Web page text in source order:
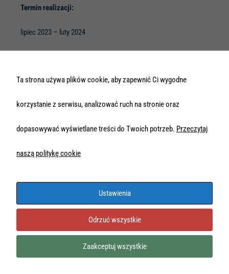
Termin realizacji:
lipiec 2023 – luty 2024
Ta strona używa plików cookie, aby zapewnić Ci wygodne
korzystanie z serwisu, analizować ruch na stronie oraz
dopasowywać wyświetlane treści do Twoich potrzeb. Przeczytaj
naszą politykę cookie
Ustawienia
Odrzuć wszystkie
Zaakceptuj wszystkie